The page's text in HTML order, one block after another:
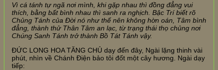
Vì cá tánh tự ngã nơi mình, khi gặp nhau thì đồng đẳng vui
thích, bằng bất bình nhau thì sanh ra nghịch. Bậc Trí biết rõ
Chủng Tánh của Đời nó như thế nên không hờn oán, Tâm bình
đẳng, thành thử Thân Tâm an lạc, từ trạng thái thọ chủng nơi
Chúng Sanh Tánh trở thành Bồ Tát Tánh vậy.
ĐỨC LONG HOA TĂNG CHỦ dạy đến đây, Ngài lặng thinh vài
phút, nhìn về Chánh Điện bảo tôi đốt một cây hương. Ngài dạy
tiếp: